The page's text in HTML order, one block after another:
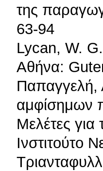
της
63-94
Lycan, W.
Αθήνα:
Παπαγγελή,
αμφίσημων
Μελέτες
Ινστιτούτο